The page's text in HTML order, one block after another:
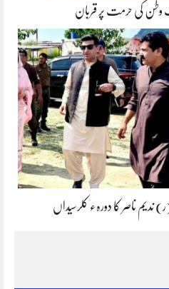
وطن کی حرمت پر قربان
ندیم ناصر کا دورہء کلرسیداں